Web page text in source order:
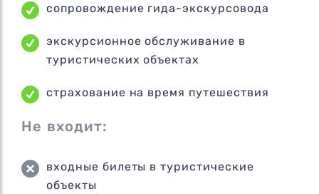
сопровождение гида-экскурсовода
экскурсионное обслуживание в
туристических объектах
страхование на время путешествия
Не входит:
входные билеты в туристические
объекты